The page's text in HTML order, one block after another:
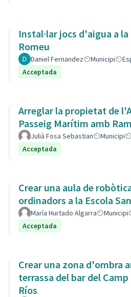
Instal·lar jocs d'aigua a
Romeu
Daniel Fernandez Municipi
Acceptada
Arreglar la propietat de
Passeig Marítim amb
Julià Fosa Sebastian Municipi
Acceptada
Crear una aula de
ordinadors a la Escola
María Hurtado Algarra Municipi
Acceptada
Crear una zona d'ombra
terrassa del bar del
Ríos